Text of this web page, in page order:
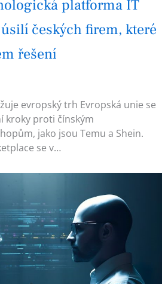
platforma IT
českých firem, které
řešení
evropský trh Evropská unie se
kroky proti čínským
jako jsou Temu a Shein.
se v…